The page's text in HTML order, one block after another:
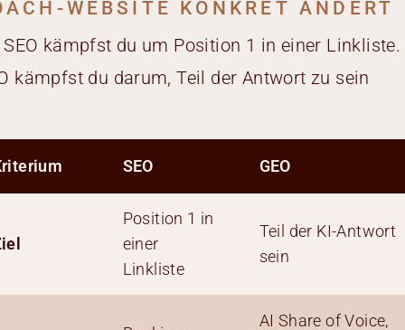
WEBSITE KONKRET ÄNDERT
SEO kämpfst du um Position 1 in einer Linkliste.
kämpfst du darum, Teil der Antwort zu sein
SEO GEO
Position 1 in
einer
Linkliste
Teil der KI-Antwort
sein
AI Share of Voice,